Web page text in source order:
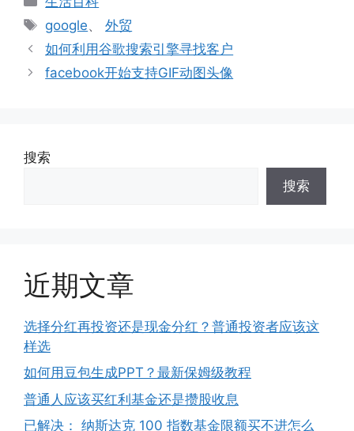
标
签
google、外贸
如何利用谷歌搜索引擎寻找客户
facebook开始支持GIF动图头像
搜索
搜索
近期文章
选择分红再投资还是现金分红？普通投资者应该这
样选
如何用豆包生成PPT？最新保姆级教程
普通人应该买红利基金还是攒股收息
已解决： 纳斯达克 100 指数基金限额买不进怎么